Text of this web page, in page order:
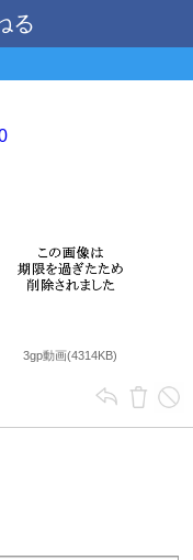
る
3gp動画(4314KB)